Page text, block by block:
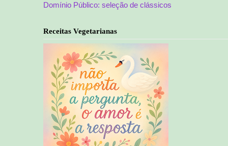
Domínio Público: seleção de clássicos
Receitas Vegetarianas